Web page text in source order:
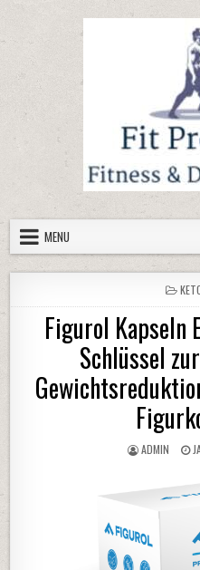
MENU
Figurol Kapseln
Schlüssel
AUTHOR:
ADMIN